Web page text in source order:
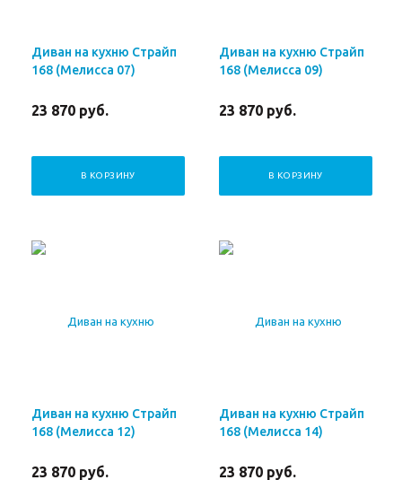
Диван на кухню Страйп
168 (Мелисса 07)
23 870 руб.
В КОРЗИНУ
Диван на кухню Страйп
168 (Мелисса 09)
23 870 руб.
В КОРЗИНУ
Диван на кухню Страйп
168 (Мелисса 12)
23 870 руб.
Диван на кухню Страйп
168 (Мелисса 14)
23 870 руб.